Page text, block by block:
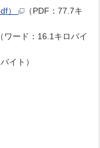
）
（PDF：77.7キ
（ワード：16.1キロバイ
イト）